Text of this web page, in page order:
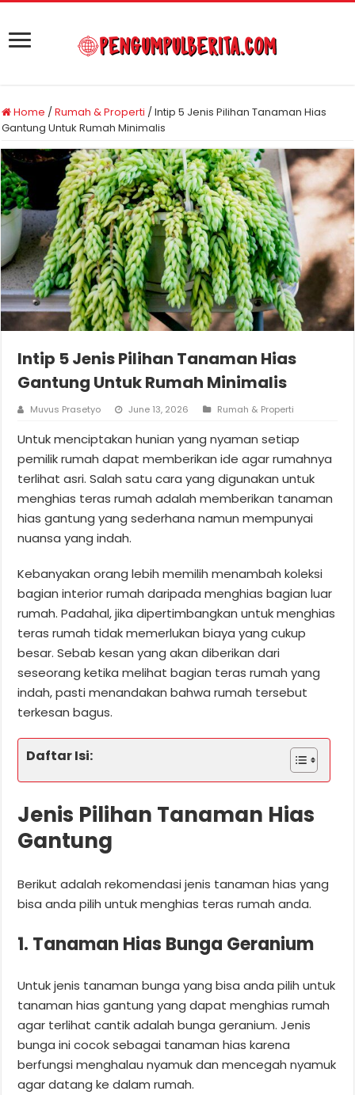
Home /Rumah & Properti /Intip 5 Jenis Pilihan Tanaman Hias
Gantung Untuk Rumah Minimalis
Intip 5 Jenis Pilihan Tanaman Hias
Gantung Untuk Rumah Minimalis
Muvus Prasetyo June 13, 2026 Rumah & Properti
Untuk menciptakan hunian yang nyaman setiap
pemilik rumah dapat memberikan ide agar rumahnya
terlihat asri. Salah satu cara yang digunakan untuk
menghias teras rumah adalah memberikan tanaman
hias gantung yang sederhana namun mempunyai
nuansa yang indah.
Kebanyakan orang lebih memilih menambah koleksi
bagian interior rumah daripada menghias bagian luar
rumah. Padahal, jika dipertimbangkan untuk menghias
teras rumah tidak memerlukan biaya yang cukup
besar. Sebab kesan yang akan diberikan dari
seseorang ketika melihat bagian teras rumah yang
indah, pasti menandakan bahwa rumah tersebut
terkesan bagus.
Daftar Isi:
Jenis Pilihan Tanaman Hias
Gantung
Berikut adalah rekomendasi jenis tanaman hias yang
bisa anda pilih untuk menghias teras rumah anda.
1. Tanaman Hias Bunga Geranium
Untuk jenis tanaman bunga yang bisa anda pilih untuk
tanaman hias gantung yang dapat menghias rumah
agar terlihat cantik adalah bunga geranium. Jenis
bunga ini cocok sebagai tanaman hias karena
berfungsi menghalau nyamuk dan mencegah nyamuk
agar datang ke dalam rumah.